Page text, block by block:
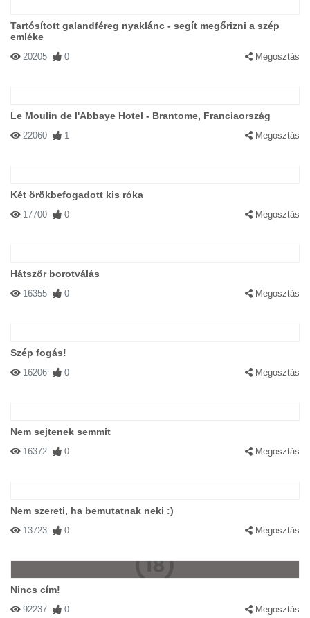
Tartósított galandféreg nyaklánc - segít megőrizni a szép
emléke
20205 0 Megosztás
Le Moulin de l'Abbaye Hotel - Brantome, Franciaország
22060 1 Megosztás
Két örökbefogadott kis róka
17700 0 Megosztás
Hátszőr borotválás
16355 0 Megosztás
Szép fogás!
16206 0 Megosztás
Nem sejtenek semmit
16372 0 Megosztás
Nem szereti, ha bemutatnak neki :)
13723 0 Megosztás
Nincs cím!
92237 0 Megosztás